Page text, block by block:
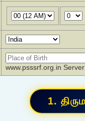
www.psssrf.org.in Server